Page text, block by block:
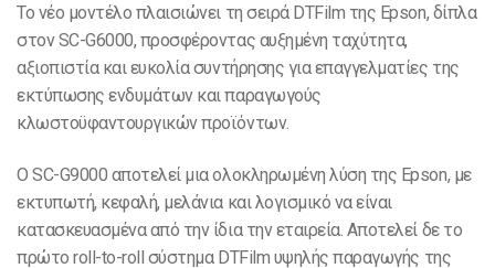
Το νέο μοντέλο πλαισιώνει τη σειρά DTFilm της Epson, δίπλα
στον SC-G6000, προσφέροντας αυξημένη ταχύτητα,
αξιοπιστία και ευκολία συντήρησης για επαγγελματίες της
εκτύπωσης ενδυμάτων και παραγωγούς
κλωστοϋφαντουργικών προϊόντων.
Ο SC-G9000 αποτελεί μια ολοκληρωμένη λύση της Epson, με
εκτυπωτή, κεφαλή, μελάνια και λογισμικό να είναι
κατασκευασμένα από την ίδια την εταιρεία. Αποτελεί δε το
πρώτο roll-to-roll σύστημα DTFilm υψηλής παραγωγής της